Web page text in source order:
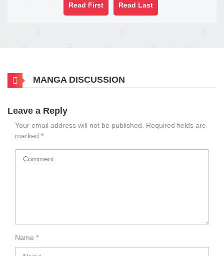
Read First Read Last
MANGA DISCUSSION
Leave a Reply
Your email address will not be published. Required fields are
marked *
Name *